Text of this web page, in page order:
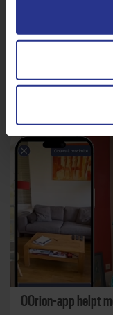
OOrion-app helpt